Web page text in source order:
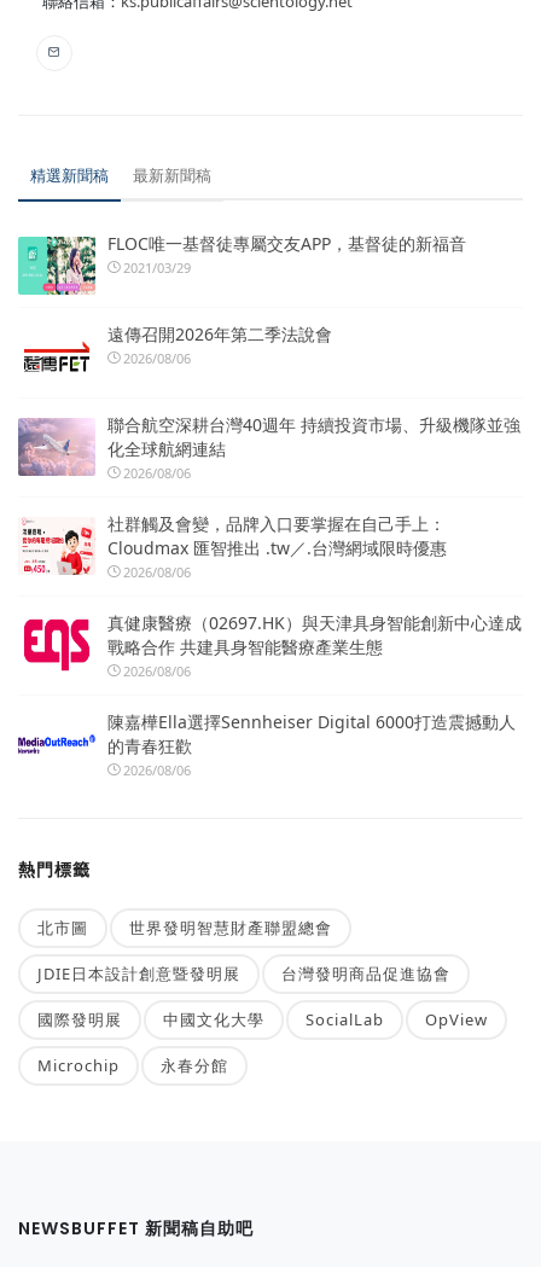
精選新聞稿 最新新聞稿
FLOC唯一基督徒專屬交友APP，基督徒的新福音
2021/03/29
遠傳召開2026年第二季法說會
2026/08/06
聯合航空深耕台灣40週年 持續投資市場、升級機隊並強
化全球航網連結
2026/08/06
社群觸及會變，品牌入口要掌握在自己手上：
Cloudmax 匯智推出 .tw／.台灣網域限時優惠
2026/08/06
真健康醫療（02697.HK）與天津具身智能創新中心達成
戰略合作 共建具身智能醫療產業生態
2026/08/06
陳嘉樺Ella選擇Sennheiser Digital 6000打造震撼動人
的青春狂歡
2026/08/06
熱門標籤
北市圖 世界發明智慧財產聯盟總會
JDIE日本設計創意暨發明展 台灣發明商品促進協會
國際發明展 中國文化大學 SocialLab OpView
Microchip 永春分館
NEWSBUFFET 新聞稿自助吧